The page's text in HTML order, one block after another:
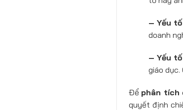
– Yếu
doanh
– Yếu
giáo
Để phân tích
quyết định